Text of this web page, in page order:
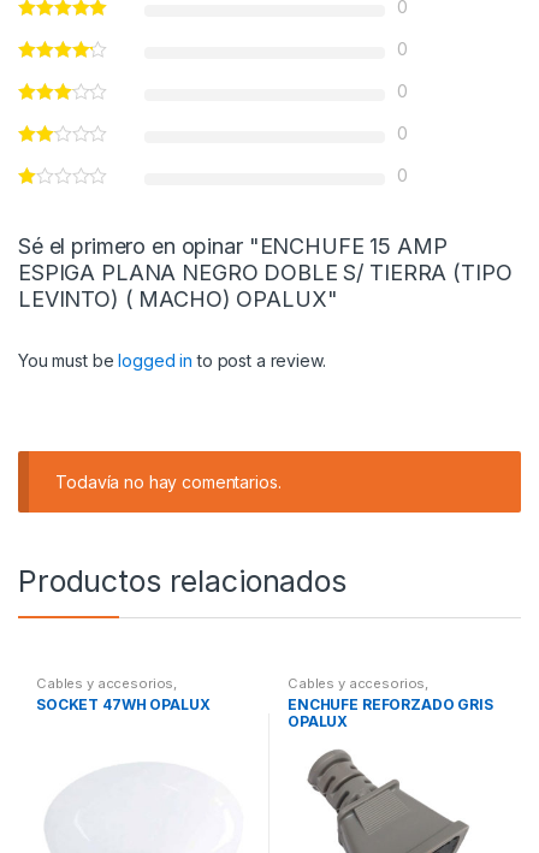
0
0
0
0
0
Sé el primero en opinar "ENCHUFE 15 AMP
ESPIGA PLANA NEGRO DOBLE S/ TIERRA (TIPO
LEVINTO) ( MACHO) OPALUX"
You must belogged in to post a review.
Todavía no hay comentarios.
Productos relacionados
Cables y accesorios
Electricidad
SOCKET 47WH OPALUX
Cables y accesorios
Electricidad
ENCHUFE REFORZADO GRIS
OPALUX